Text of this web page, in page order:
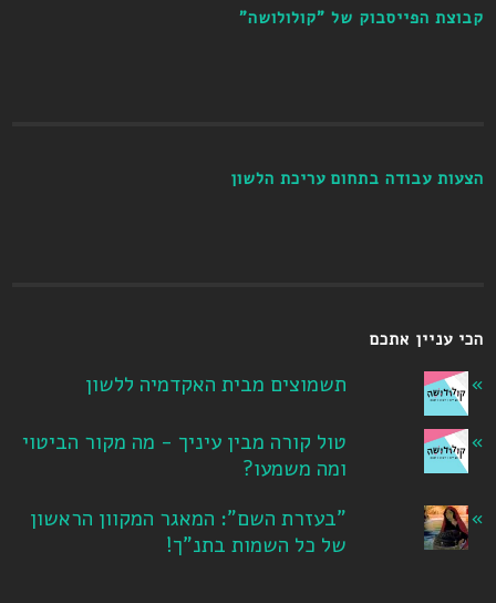
קבוצת הפייסבוק של "קולולושה"
הצעות עבודה בתחום עריכת הלשון
הכי עניין אתכם
תשמוצים מבית האקדמיה ללשון
טול קורה מבין עיניך - מה מקור הביטוי
ומה משמעו?
"בעזרת השם": המאגר המקוון הראשון
של כל השמות בתנ"ך!